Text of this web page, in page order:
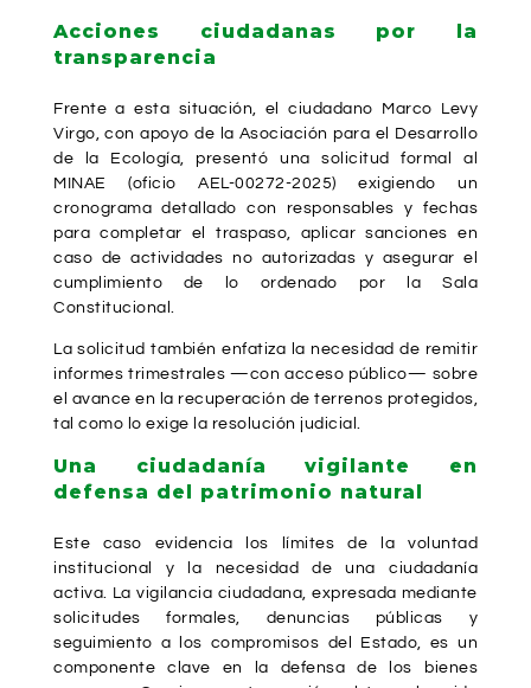
Acciones ciudadanas por la
transparencia
Frente a esta situación, el ciudadano Marco Levy
Virgo, con apoyo de la Asociación para el Desarrollo
de la Ecología, presentó una solicitud formal al
MINAE (oficio AEL-00272-2025) exigiendo un
cronograma detallado con responsables y fechas
para completar el traspaso, aplicar sanciones en
caso de actividades no autorizadas y asegurar el
cumplimiento de lo ordenado por la Sala
Constitucional.
La solicitud también enfatiza la necesidad de remitir
informes trimestrales —con acceso público— sobre
el avance en la recuperación de terrenos protegidos,
tal como lo exige la resolución judicial.
Una ciudadanía vigilante en
defensa del patrimonio natural
Este caso evidencia los límites de la voluntad
institucional y la necesidad de una ciudadanía
activa. La vigilancia ciudadana, expresada mediante
solicitudes formales, denuncias públicas y
seguimiento a los compromisos del Estado, es un
componente clave en la defensa de los bienes